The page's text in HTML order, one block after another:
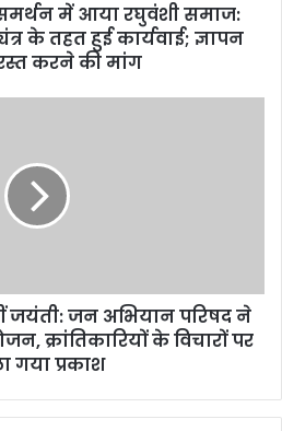
में आया रघुवंशी समाज:
के तहत हुई कार्यवाई; ज्ञापन
करने की मांग
जयंती: जन अभियान परिषद ने
क्रांतिकारियों के विचारों पर
गया प्रकाश